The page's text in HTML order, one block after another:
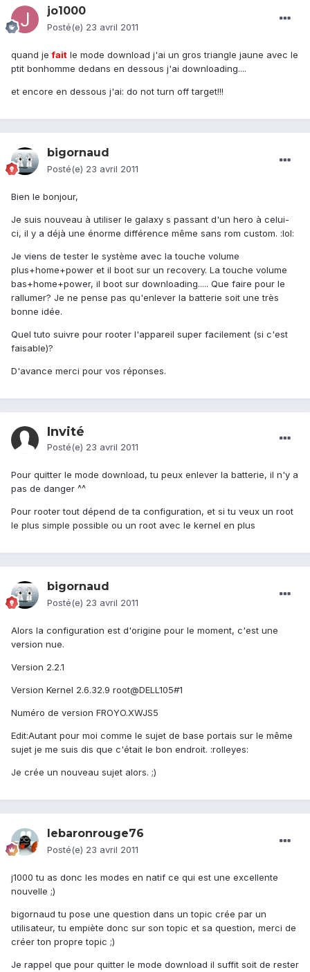
jo1000
Posté(e) 23 avril 2011
quand jefait le mode download j'ai un gros triangle jaune avec le
ptit bonhomme dedans en dessous j'ai downloading....
et encore en dessous j'ai: do not turn off target!!!
bigornaud
Posté(e) 23 avril 2011
Bien le bonjour,
Je suis nouveau à utiliser le galaxy s passant d'un hero à celui-
ci, il y a déjà une énorme différence même sans rom custom. :lol:
Je viens de tester le système avec la touche volume
plus+home+power et il boot sur un recovery. La touche volume
bas+home+power, il boot sur downloading..... Que faire pour le
rallumer? Je ne pense pas qu'enlever la batterie soit une très
bonne idée.
Quel tuto suivre pour rooter l'appareil super facilement (si c'est
faisable)?
D'avance merci pour vos réponses.
Invité
Posté(e) 23 avril 2011
Pour quitter le mode download, tu peux enlever la batterie, il n'y a
pas de danger ^^
Pour rooter tout dépend de ta configuration, et si tu veux un root
le plus simple possible ou un root avec le kernel en plus
bigornaud
Posté(e) 23 avril 2011
Alors la configuration est d'origine pour le moment, c'est une
version nue.
Version 2.2.1
Version Kernel 2.6.32.9 root@DELL105#1
Numéro de version FROYO.XWJS5
Edit:Autant pour moi comme le sujet de base portais sur le même
sujet je me suis dis que c'était le bon endroit. :rolleyes:
Je crée un nouveau sujet alors. ;)
lebaronrouge76
Posté(e) 23 avril 2011
j1000 tu as donc les modes en natif ce qui est une excellente
nouvelle ;)
bigornaud tu pose une question dans un topic crée par un
utilisateur, tu empiète donc sur son topic et sa question, merci de
créer ton propre topic ;)
Je rappel que pour quitter le mode download il suffit soit de rester